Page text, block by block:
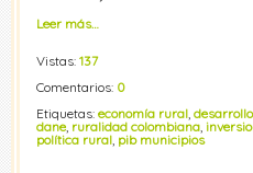
Leer más…
Vistas: 137
Comentarios: 0
Etiquetas: economía rural,
dane, ruralidad colombiana,
política rural, pib municipios